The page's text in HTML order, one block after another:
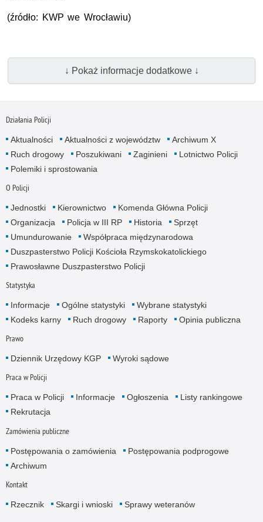
(źródło: KWP we Wrocławiu)
↓ Pokaż informacje dodatkowe ↓
Działania Policji
Aktualności Aktualności z województw
Archiwum X
Ruch drogowy
Poszukiwani Zaginieni
Lotnictwo Policji
Polemiki i sprostowania
O Policji
Jednostki Kierownictwo
Komenda Główna Policji
Organizacja
Policja w III RP Historia
Sprzęt
Umundurowanie
Współpraca międzynarodowa
Duszpasterstwo Policji Kościoła Rzymskokatolickiego
Prawosławne Duszpasterstwo Policji
Statystyka
Informacje Ogólne statystyki
Wybrane statystyki
Kodeks karny
Ruch drogowy Raporty Opinia publiczna
Prawo
Dziennik Urzędowy KGP Wyroki sądowe
Praca w Policji
Praca w Policji Informacje Ogłoszenia
Listy rankingowe
Rekrutacja
Zamówienia publiczne
Postępowania o zamówienia
Postępowania podprogowe
Archiwum
Kontakt
Rzecznik Skargi i wnioski Sprawy weteranów